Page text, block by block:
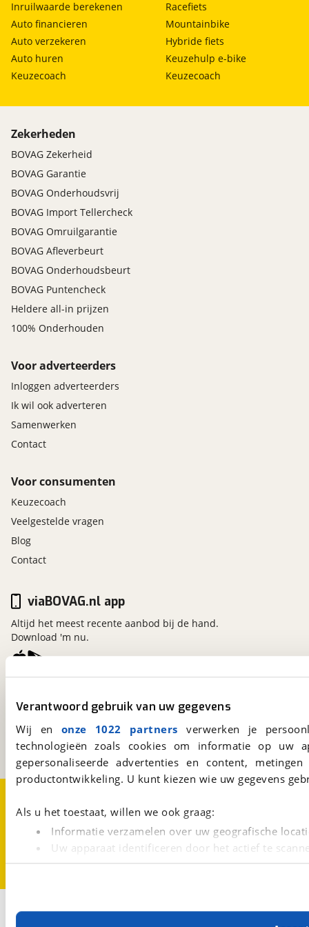
Verantwoord gebruik van uw gegevens
Wij en onze 1022 partners verwerken je
technologieën zoals cookies om informatie op
gepersonaliseerde advertenties en content,
productontwikkeling. U kunt kiezen wie uw gegevens
Als u het toestaat, willen we ook graag:
Informatie verzamelen over uw geografische
Uw apparaat identificeren door het actief te
Lees meer over hoe uw persoonlijke gegevens worden
Met cookies en vergelijkbare technieken zorgen we
Inruilwaarde berekenen
Auto financieren
Auto verzekeren
Auto huren
Keuzecoach
Racefiets
Mountainbike
Hybride fiets
Keuzehulp e-bike
Keuzecoach
Zekerheden
BOVAG Zekerheid
BOVAG Garantie
BOVAG Onderhoudsvrij
BOVAG Import Tellercheck
BOVAG Omruilgarantie
BOVAG Afleverbeurt
BOVAG Onderhoudsbeurt
BOVAG Puntencheck
Heldere all-in prijzen
100% Onderhouden
Voor adverteerders
Inloggen adverteerders
Ik wil ook adverteren
Samenwerken
Contact
Voor consumenten
Keuzecoach
Veelgestelde vragen
Blog
Contact
Kosterijland15
Een initiatief van
BOVAG
viaBOVAG.nl app
Altijd het meest recente aanbod bij de hand.
Download 'm nu.
CookievoorkeurenVacatures